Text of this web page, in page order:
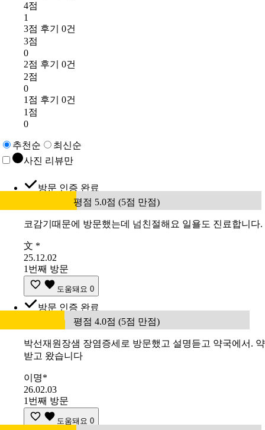
4점
1
3점 후기 0건
3점
0
2점 후기 0건
2점
0
1점 후기 0건
1점
0
추천순
최신순
사진 리뷰만
방문 인증 완료
평점 5.0점 (5점 만점)
코감기때문에 방문했는데 넘친절해요 일욜도 진료합니다.
文 *
25.12.02
1번째 방문
도움돼요 0
방문 인증 완료
평점 4.0점 (5점 만점)
박선재원장샘 장염증세로 방문했고 설명듣고 약국에서. 약
받고 왔습니다
이명*
26.02.03
1번째 방문
도움돼요 0